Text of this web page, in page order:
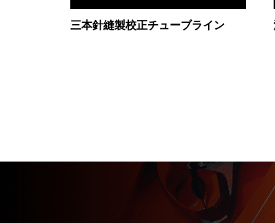
三本針縫製校正チューブライン